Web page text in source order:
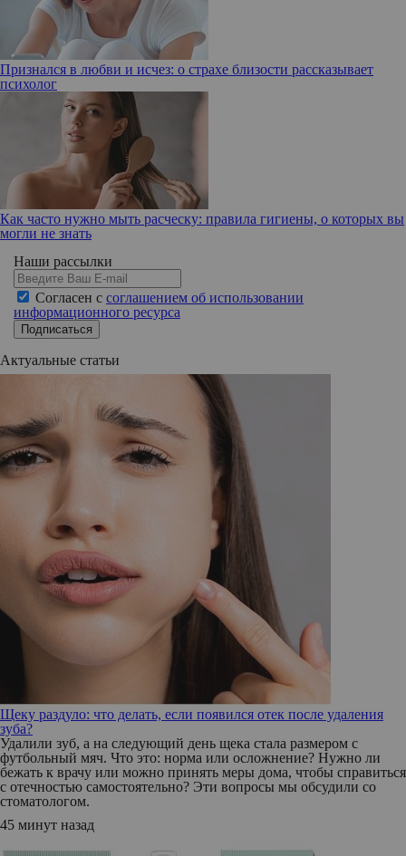
Признался в любви и исчез: о страхе близости рассказывает
психолог
Как часто нужно мыть расческу: правила гигиены, о которых вы
могли не знать
Наши рассылки
Согласен с соглашением об использовании
информационного ресурса
Подписаться
Актуальные статьи
Щеку раздуло: что делать, если появился отек после удаления
зуба?
Удалили зуб, а на следующий день щека стала размером с
футбольный мяч. Что это: норма или осложнение? Нужно ли
бежать к врачу или можно принять меры дома, чтобы справиться
с отечностью самостоятельно? Эти вопросы мы обсудили со
стоматологом.
45 минут назад